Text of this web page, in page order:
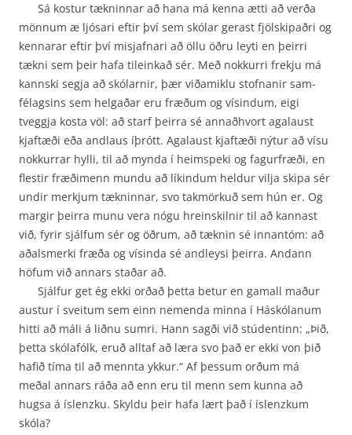
Sá kostur tækninnar að hana má kenna ætti að verða
mönnum æ ljósari eftir því sem skólar gerast fjölskipaðri og
kennarar eftir því misjafnari að öllu öðru leyti en þeirri
tækni sem þeir hafa tileinkað sér. Með nokkurri frekju má
kannski segja að skólarnir, þær viðamiklu stofnanir sam­
félagsins sem helgaðar eru fræðum og vísindum, eigi
tveggja kosta völ: að starf þeirra sé annað­hvort agalaust
kjaftæði eða andlaus íþrótt. Agalaust kjaftæði nýtur að vísu
nokkurrar hylli, til að mynda í heimspeki og fagurfræði, en
flestir fræðimenn mundu að líkindum heldur vilja skipa sér
undir merkjum tækninnar, svo takmörkuð sem hún er. Og
margir þeirra munu vera nógu hrein­skilnir til að kannast
við, fyrir sjálfum sér og öðrum, að tæknin sé innantóm: að
aðalsmerki fræða og vísinda sé andleysi þeirra. Andann
höfum við annars staðar að.
Sjálfur get ég ekki orðað þetta betur en gamall maður
austur í sveitum sem einn nemenda minna í Háskólanum
hitti að máli á liðnu sumri. Hann sagði við stúdentinn: „Þið,
þetta skólafólk, eruð alltaf að læra svo það er ekki von þið
hafið tíma til að mennta ykkur.“ Af þessum orðum má
meðal annars ráða að enn eru til menn sem kunna að
hugsa á íslenzku. Skyldu þeir hafa lært það í íslenzkum
skóla?